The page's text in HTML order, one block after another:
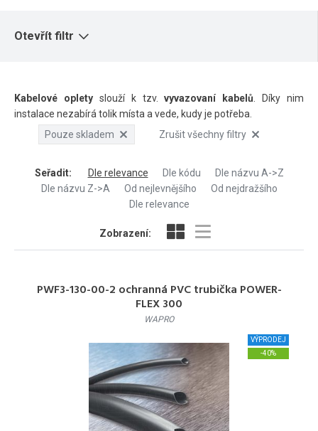
Otevřít filtr
Kabelové opletyslouží k tzv.vyvazovaní kabelů . Díky nim
instalace nezabírá tolik místa a vede, kudy je potřeba.
Pouze skladem
Zrušit všechny filtry
Seřadit: Dle relevance Dle kódu
Dle názvu A->Z
Dle názvu Z->A
Od nejlevnějšího
Od nejdražšího
Dle relevance
Zobrazení:
PWF3-130-00-2 ochranná PVC trubička POWER-
FLEX 300
WAPRO
VÝPRODEJ
-40%